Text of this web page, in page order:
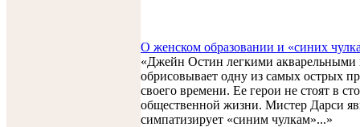
О женском образовании и «синих
«Джейн Остин легкими акварельными
обрисовывает одну из самых острых
своего времени. Ее герои не стоят в
общественной жизни. Мистер Дарси
симпатизирует «синим чулкам»...»